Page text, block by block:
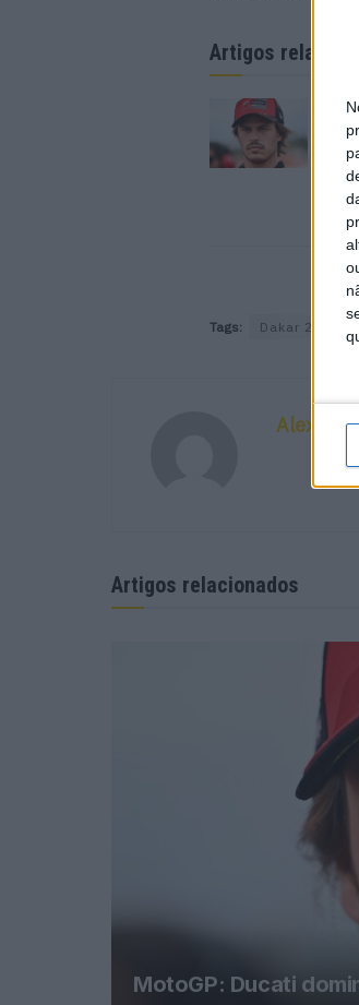
Artigos
7
Tags: Dakar 2018
Artigos relacionados
MotoGP: Ducati